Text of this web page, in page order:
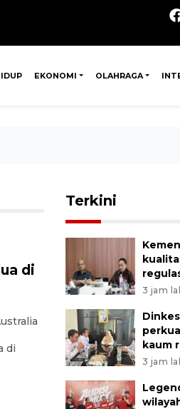
EKONOMI OLAHRAGA
di
di
Terkini
3 jam
kaum
3 jam